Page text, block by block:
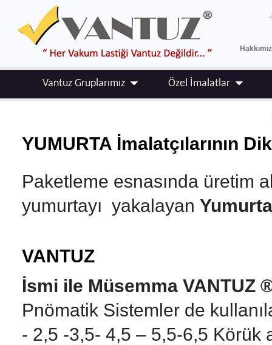
Vantuz Gruplarımız Özel İmalatlar
YUMURTA İmalatçılarının
Paketleme esnasında üretim
yumurtayı yakalayan
VANTUZ
İsmi ile Müsemma VANTUZ
Pnömatik Sistemler de
- 2,5 -3,5- 4,5 – 5,5-6,5 Körük